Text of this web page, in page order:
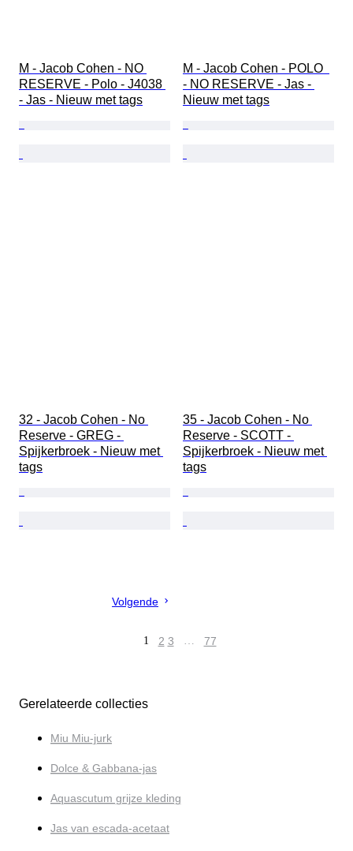
M - Jacob Cohen - NO
RESERVE - Polo - J4038
- Jas - Nieuw met tags
M - Jacob Cohen - POLO
- NO RESERVE - Jas -
Nieuw met tags
32 - Jacob Cohen - No
Reserve - GREG -
Spijkerbroek - Nieuw met
tags
35 - Jacob Cohen - No
Reserve - SCOTT -
Spijkerbroek - Nieuw met
tags
Volgende
1 2 3 … 77
Gerelateerde collecties
Miu Miu-jurk
Dolce & Gabbana-jas
Aquascutum grijze kleding
Jas van escada-acetaat